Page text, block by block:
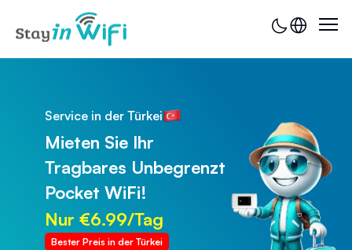
Service in der Türkei
Mieten Sie Ihr
Tragbares Unbegrenzt
Pocket WiFi!
Nur €6.99/Tag
Bester Preis in der Türkei